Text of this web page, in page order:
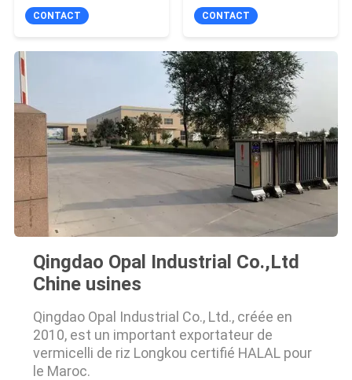
CONTACT CONTACT
Qingdao Opal Industrial Co.,Ltd
Chine usines
Qingdao Opal Industrial Co., Ltd., créée en
2010, est un important exportateur de
vermicelli de riz Longkou certifié HALAL pour
le Maroc.